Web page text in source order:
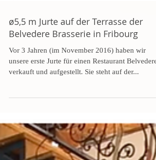
ø5,5 m Jurte auf der Terrasse der
Belvedere Brasserie in Fribourg
Vor 3 Jahren (im November 2016) haben wir